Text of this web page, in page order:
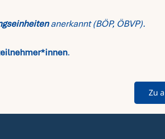
anerkannt (BÖP, ÖBVP).
.
Zu